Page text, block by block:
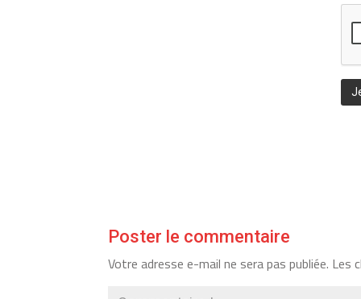
Poster le commentaire
Votre adresse e-mail ne sera pas publiée. Les